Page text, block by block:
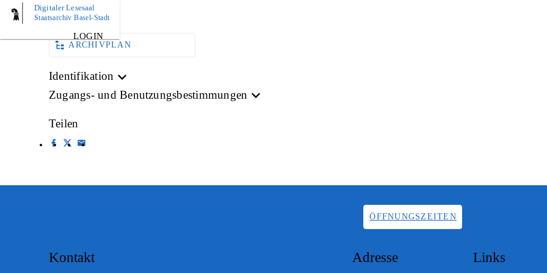
Digitaler Lesesaal
Staatsarchiv Basel-Stadt
LOGIN
AKTE
ARCHIVPLAN
Identifikation
Zugangs- und Benutzungsbestimmungen
Teilen
ÖFFNUNGSZEITEN
Kontakt Adresse Links